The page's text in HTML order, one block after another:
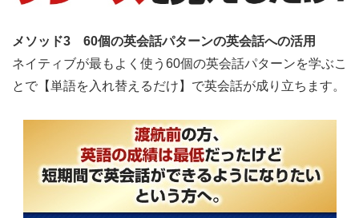
メソッド3 60個の英会話パターンの英会話への活用
ネイティブが最もよく使う60個の英会話パターンを学ぶこ
とで【単語を入れ替えるだけ】で英会話が成り立ちます。